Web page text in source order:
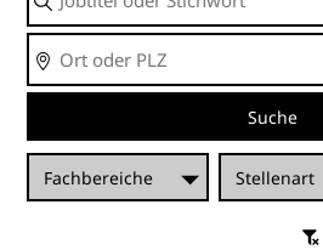
oder
Stichwort
Ort
Suche
Fachbereiche Stellenart